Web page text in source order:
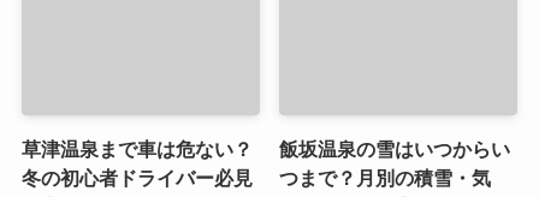
人気色ランキングを女性・
男性別にご紹介！
介！